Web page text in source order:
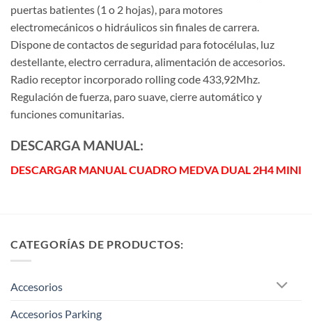
puertas batientes (1 o 2 hojas), para motores
electromecánicos o hidráulicos sin finales de carrera.
Dispone de contactos de seguridad para fotocélulas, luz
destellante, electro cerradura, alimentación de accesorios.
Radio receptor incorporado rolling code 433,92Mhz.
Regulación de fuerza, paro suave, cierre automático y
funciones comunitarias.
DESCARGA MANUAL:
DESCARGAR MANUAL CUADRO MEDVA DUAL 2H4 MINI
CATEGORÍAS DE PRODUCTOS:
Accesorios
Accesorios Parking